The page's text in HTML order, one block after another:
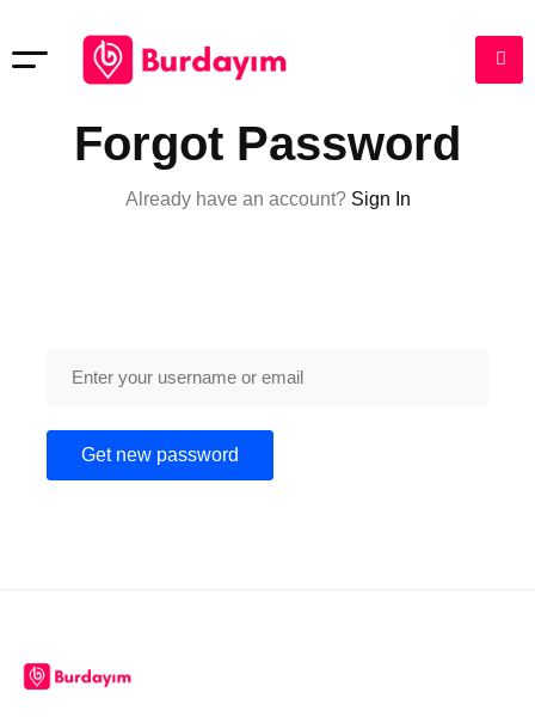
Forgot Password
Already have an account? Sign In
Get new password